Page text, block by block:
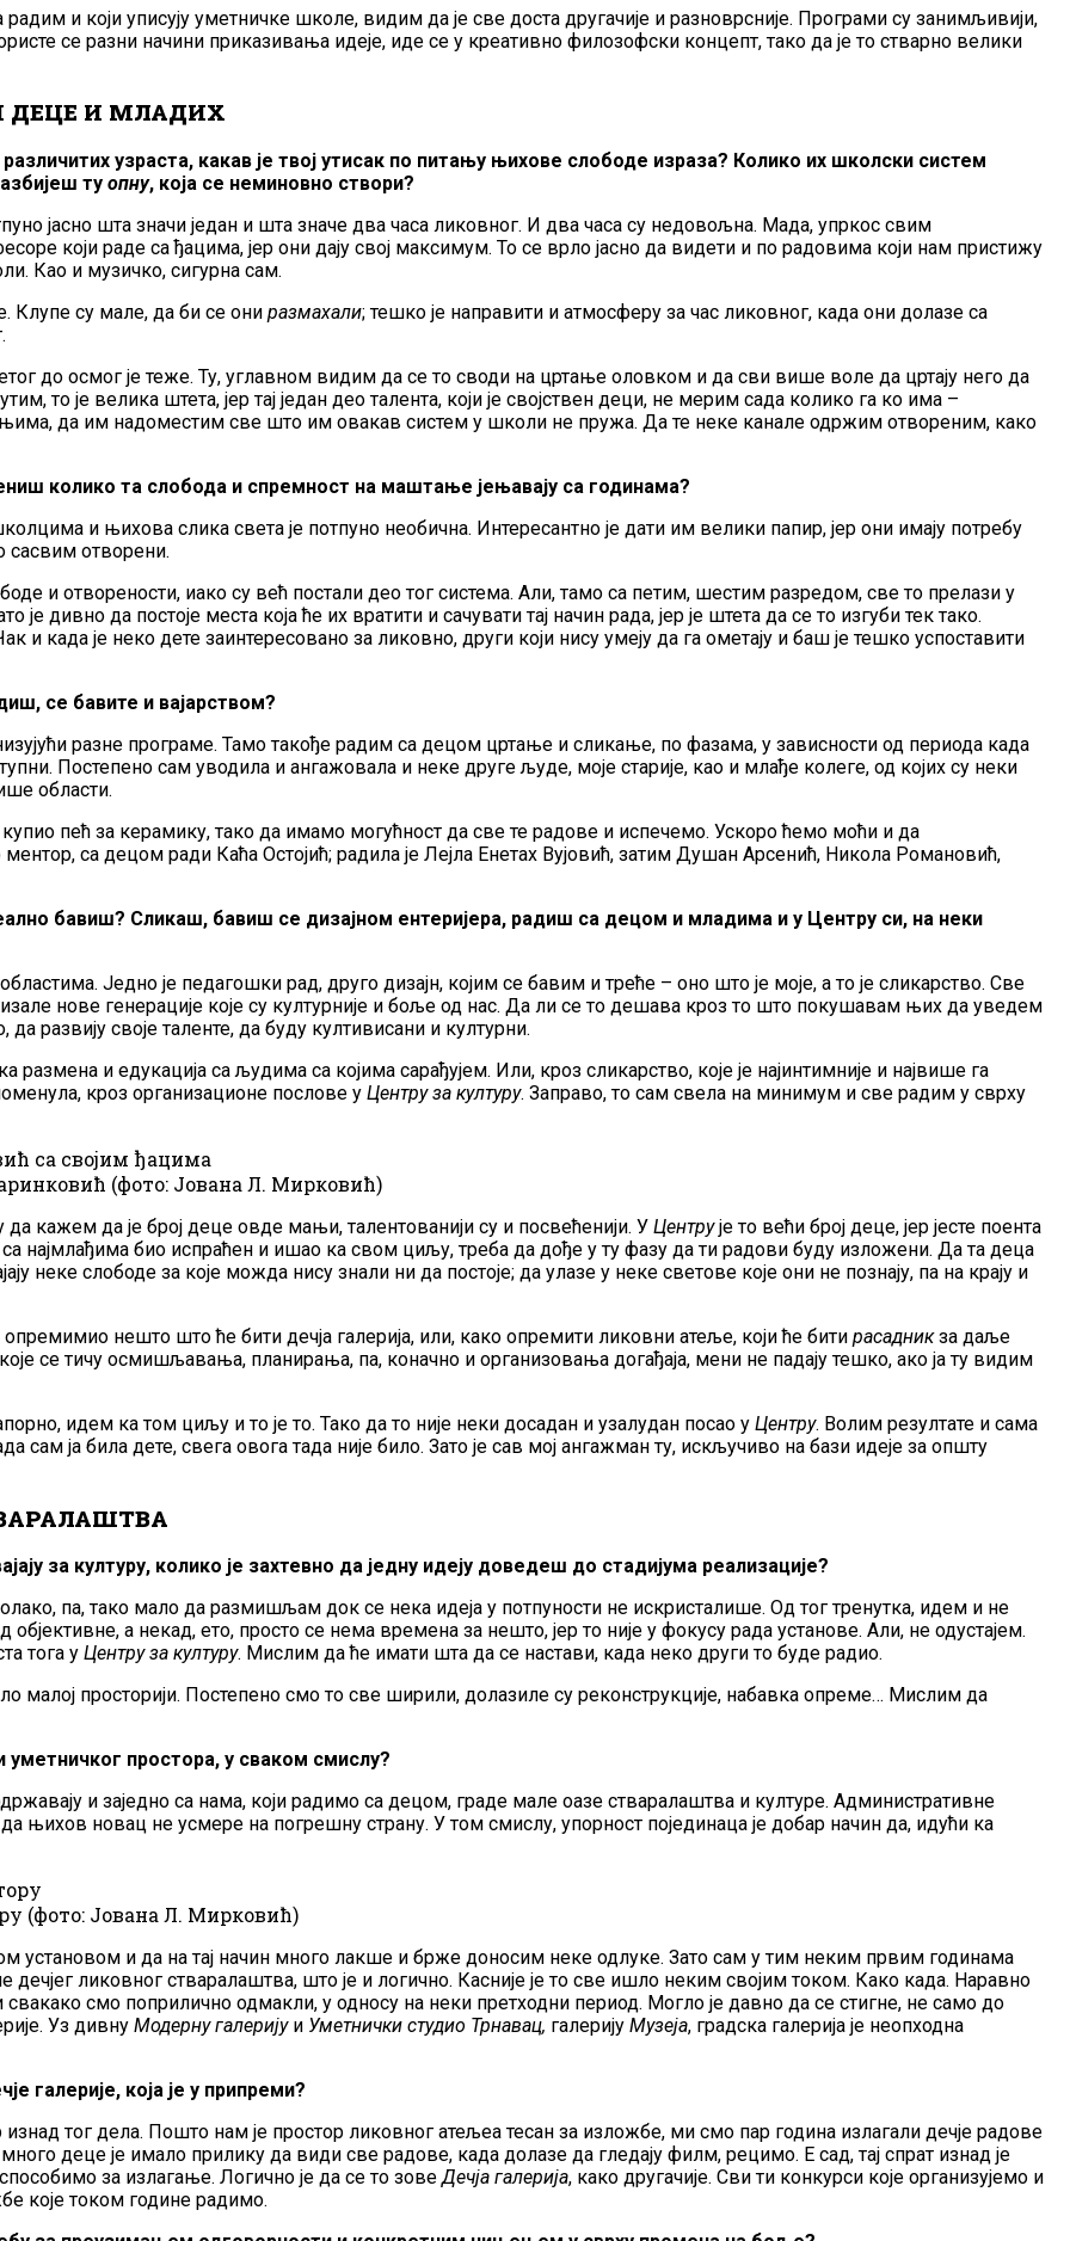
и који уписују уметничке школе, видим да је све доста другачије и разноврсније. Програми су занимљивији,
се разни начини приказивања идеје, иде се у креативно филозофски концепт, тако да је то стварно велики
ДЕЦЕ И МЛАДИХ
узраста, какав је твој утисак по питању њихове слободе израза? Колико их школски систем
ту опну, која се неминовно створи?
јасно шта значи један и шта значе два часа ликовног. И два часа су недовољна. Мада, упркос свим
који раде са ђацима, јер они дају свој максимум. То се врло јасно да видети и по радовима који нам пристижу
Као и музичко, сигурна сам.
Клупе су мале, да би се они размахали; тешко је направити и атмосферу за час ликовног, када они долазе са
до осмог је теже. Ту, углавном видим да се то своди на цртање оловком и да сви више воле да цртају него да
то је велика штета, јер тај један део талента, који је својствен деци, не мерим сада колико га ко има –
да им надоместим све што им овакав систем у школи не пружа. Да те неке канале одржим отвореним, како
колико та слобода и спремност на маштање јењавају са годинама?
и њихова слика света је потпуно необична. Интересантно је дати им велики папир, јер они имају потребу
сасвим отворени.
и отворености, иако су већ постали део тог система. Али, тамо са петим, шестим разредом, све то прелази у
је дивно да постоје места која ће их вратити и сачувати тај начин рада, јер је штета да се то изгуби тек тако.
и када је неко дете заинтересовано за ликовно, други који нису умеју да га ометају и баш је тешко успоставити
се бавите и вајарством?
разне програме. Тамо такође радим са децом цртање и сликање, по фазама, у зависности од периода када
Постепено сам уводила и ангажовала и неке друге људе, моје старије, као и млађе колеге, од којих су неки
области.
пећ за керамику, тако да имамо могућност да све те радове и испечемо. Ускоро ћемо моћи и да
са децом ради Каћа Остојић; радила је Лејла Енетах Вујовић, затим Душан Арсенић, Никола Романовић,
бавиш? Сликаш, бавиш се дизајном ентеријера, радиш са децом и младима и у Центру си, на неки
Једно је педагошки рад, друго дизајн, којим се бавим и треће – оно што је моје, а то је сликарство. Све
нове генерације које су културније и боље од нас. Да ли се то дешава кроз то што покушавам њих да уведем
развију своје таленте, да буду култивисани и културни.
размена и едукација са људима са којима сарађујем. Или, кроз сликарство, које је најинтимније и највише га
кроз организационе послове у Центру за културу. Заправо, то сам свела на минимум и све радим у сврху
(фото: Јована Л. Мирковић)
кажем да је број деце овде мањи, талентованији су и посвећенији. У Центрује то већи број деце, јер јесте поента
најмлађима био испраћен и ишао ка свом циљу, треба да дође у ту фазу да ти радови буду изложени. Да та деца
неке слободе за које можда нису знали ни да постоје; да улазе у неке светове које они не познају, па на крају и
нешто што ће бити дечја галерија, или, како опремити ликовни атеље, који ће бити расадникза даље
се тичу осмишљавања, планирања, па, коначно и организовања догађаја, мени не падају тешко, ако ја ту видим
идем ка том циљу и то је то. Тако да то није неки досадан и узалудан посао у Центру. Волим резултате и сама
сам ја била дете, свега овога тада није било. Зато је сав мој ангажман ту, искључиво на бази идеје за општу
за културу, колико је захтевно да једну идеју доведеш до стадијума реализације?
па, тако мало да размишљам док се нека идеја у потпуности не искристалише. Од тог тренутка, идем и не
а некад, ето, просто се нема времена за нешто, јер то није у фокусу рада установе. Али, не одустајем.
тога у Центру за културу. Мислим да ће имати шта да се настави, када неко други то буде радио.
малој просторији. Постепено смо то све ширили, долазиле су реконструкције, набавка опреме… Мислим да
простора, у сваком смислу?
и заједно са нама, који радимо са децом, граде мале оазе стваралаштва и културе. Административне
њихов новац не усмере на погрешну страну. У том смислу, упорност појединаца је добар начин да, идући ка
(фото: Јована Л. Мирковић)
установом и да на тај начин много лакше и брже доносим неке одлуке. Зато сам у тим неким првим годинама
дечјег ликовног стваралаштва, што је и логично. Касније је то све ишло неким својим током. Како када. Наравно
смо поприлично одмакли, у односу на неки претходни период. Могло је давно да се стигне, не само до
Уз дивну Модерну галеријуи Уметнички студио Трнавац, галерију Музеја, градска галерија је неопходна
галерије, која је у припреми?
изнад тог дела. Пошто нам је простор ликовног атељеа тесан за изложбе, ми смо пар година излагали дечје радове
деце је имало прилику да види све радове, када долазе да гледају филм, рецимо. Е сад, тај спрат изнад је
за излагање. Логично је да се то зовеДечја галерија, како другачије. Сви ти конкурси које организујемо и
које током године радимо.